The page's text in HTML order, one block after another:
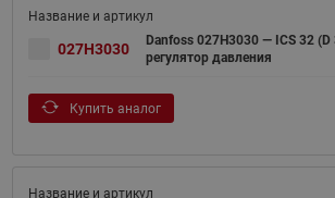
027H3030
Danfoss 027H3030 — ICS 32 (D
регулятор давления
Купить аналог